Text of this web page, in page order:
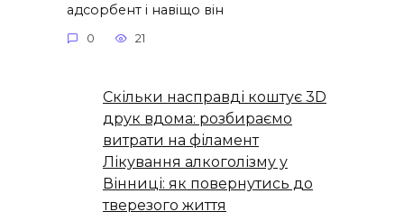
адсорбент і навіщо він
0 21
Скільки насправді коштує 3D
друк вдома: розбираємо
витрати на філамент
Лікування алкоголізму у
Вінниці: як повернутись до
тверезого життя